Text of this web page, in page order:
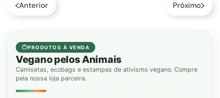
Anterior Próximo
PRODUTOS À VENDA
Vegano pelos Animais
Camisetas, ecobags e estampas de ativismo vegano. Compre
pela nossa loja parceira.